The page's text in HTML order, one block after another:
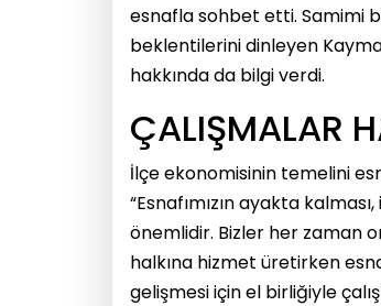
esnafla sohbet etti. Samimi
beklentilerini dinleyen
hakkında da bilgi verdi.
ÇALIŞMALAR
İlçe ekonomisinin temelini
“Esnafımızın ayakta
önemlidir. Bizler her zaman
halkına hizmet üretirken
gelişmesi için el birliğiyle